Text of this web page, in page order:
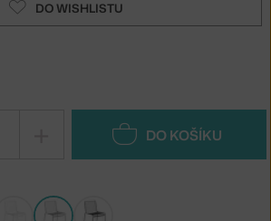
DO WISHLISTU
DO KOŠÍKU